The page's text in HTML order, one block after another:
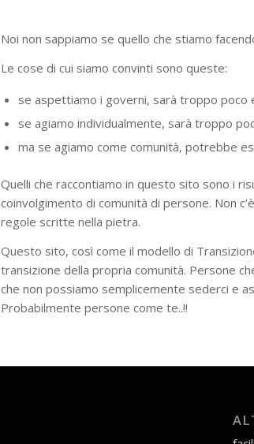
Noi non sappiamo se quello che stiamo
Le cose di cui siamo convinti sono queste:
se aspettiamo i governi, sarà troppo poco
se agiamo individualmente, sarà troppo
ma se agiamo come comunità, potrebbe
Quelli che raccontiamo in questo sito sono i
coinvolgimento di comunità di persone. Non
regole scritte nella pietra.
Questo sito, così come il modello di
transizione della propria comunità. Persone
che non possiamo semplicemente sederci e
Probabilmente persone come te..!!